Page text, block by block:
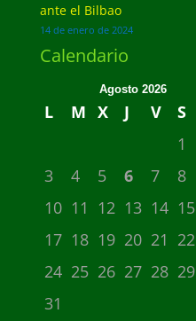
ante el Bilbao
14 de enero de 2024
Calendario
Agosto 2026
L M X J V S
1
3
4 5 6 7 8
10 11 12 13 14 15
17 18 19 20 21 22
24 25 26 27 28 29
31